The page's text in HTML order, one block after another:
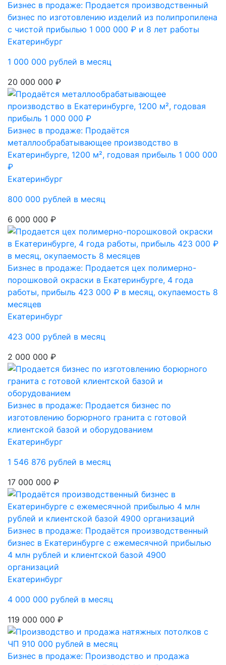
Бизнес в продаже: Продается производственный
бизнес по изготовлению изделий из полипропилена
с чистой прибылью 1 000 000 ₽ и 8 лет работы
Екатеринбург
1 000 000 рублей в месяц
20 000 000 ₽
Бизнес в продаже: Продаётся
металлообрабатывающее производство в
Екатеринбурге, 1200 м², годовая прибыль 1 000 000
₽
Екатеринбург
800 000 рублей в месяц
6 000 000 ₽
Бизнес в продаже: Продается цех полимерно-
порошковой окраски в Екатеринбурге, 4 года
работы, прибыль 423 000 ₽ в месяц, окупаемость 8
месяцев
Екатеринбург
423 000 рублей в месяц
2 000 000 ₽
Бизнес в продаже: Продается бизнес по
изготовлению борюрного гранита с готовой
клиентской базой и оборудованием
Екатеринбург
1 546 876 рублей в месяц
17 000 000 ₽
Бизнес в продаже: Продаётся производственный
бизнес в Екатеринбурге с ежемесячной прибылью
4 млн рублей и клиентской базой 4900
организаций
Екатеринбург
4 000 000 рублей в месяц
119 000 000 ₽
Бизнес в продаже: Производство и продажа